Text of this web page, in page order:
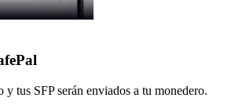
y tus SFP serán enviados a tu monedero.